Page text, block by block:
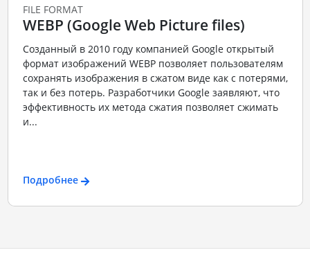
FILE FORMAT
WEBP (Google Web Picture files)
Созданный в 2010 году компанией Google открытый
формат изображений WEBP позволяет пользователям
сохранять изображения в сжатом виде как с потерями,
так и без потерь. Разработчики Google заявляют, что
эффективность их метода сжатия позволяет сжимать
и...
Подробнее